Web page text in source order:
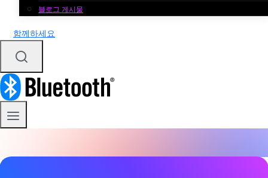
블로그 게시물
함께하세요
블로그 게시물 세부 정보